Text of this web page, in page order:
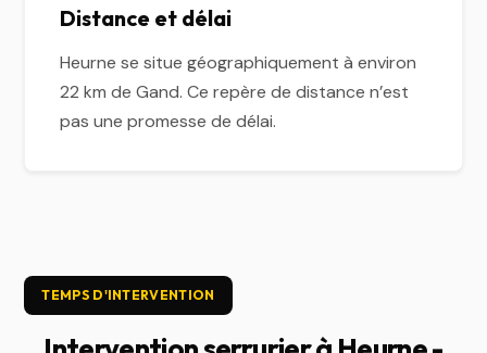
Distance et délai
Heurne se situe géographiquement à environ
22 km de Gand. Ce repère de distance n’est
pas une promesse de délai.
TEMPS D'INTERVENTION